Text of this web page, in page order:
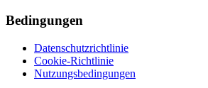
Bedingungen
Datenschutzrichtlinie
Cookie-Richtlinie
Nutzungsbedingungen